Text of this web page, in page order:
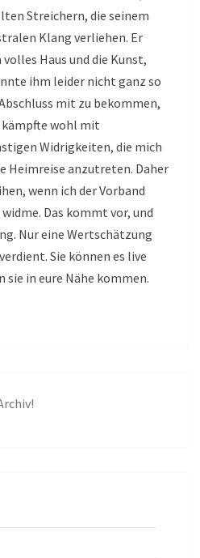
Streichern, die seinem
Klang verliehen. Er
Haus und die Kunst,
ihm leider nicht ganz so
mit zu bekommen,
kämpfte wohl mit
Widrigkeiten, die mich
Heimreise anzutreten. Daher
wenn ich der Vorband
Das kommt vor, und
Nur eine Wertschätzung
Sie können es live
sie in eure Nähe kommen.